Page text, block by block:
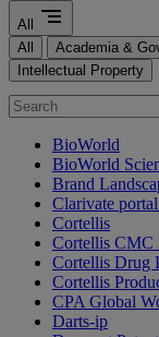
All segment
All Academia &
Intellectual Property
BioWorld
BioWorld
Brand
Clarivate
Cortellis
Cortellis CMC
Cortellis Drug
Cortellis
CPA Global
Darts-ip